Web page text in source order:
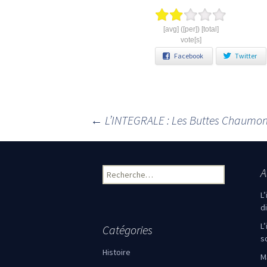
[avg] ([per]) [total]
vote[s]
Facebook Twitter
Navigation des articles
← L’INTEGRALE : Les Buttes
Rechercher :
Catégories
Histoire